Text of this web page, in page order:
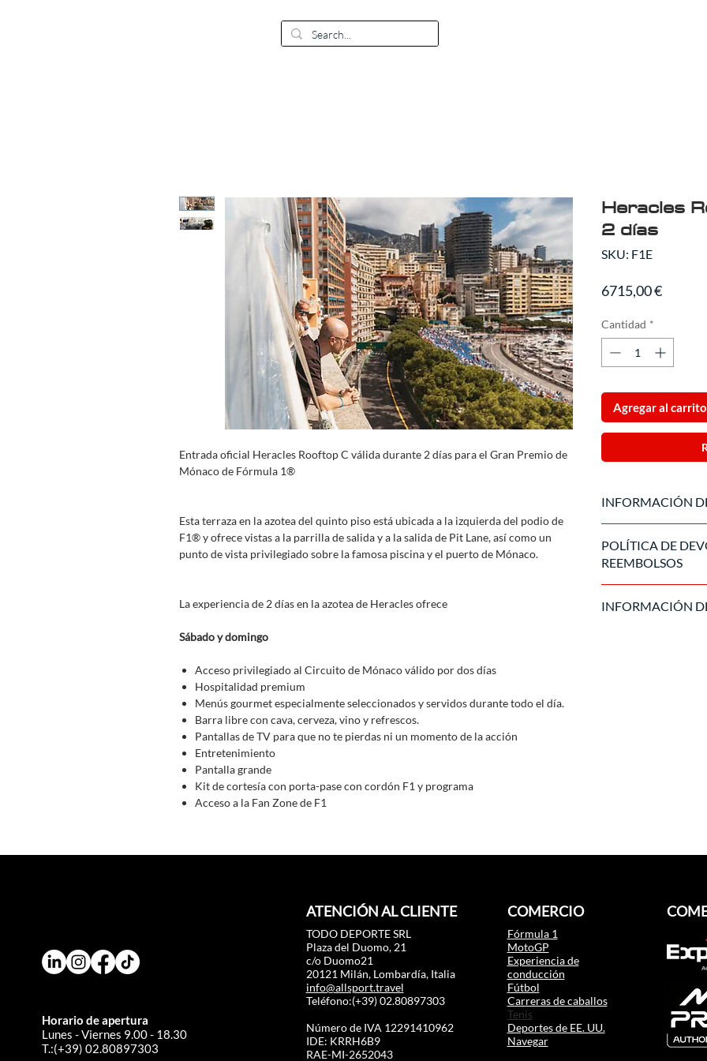
Entrada oficial Heracles Rooftop C válida durante 2 días para el Gran Premio de
Mónaco de Fórmula 1®
Esta terraza en la azotea del quinto piso está ubicada a la izquierda del podio de
F1® y ofrece vistas a la parrilla de salida y a la salida de Pit Lane, así como un
punto de vista privilegiado sobre la famosa piscina y el puerto de Mónaco.
La experiencia de 2 días en la azotea de Heracles ofrece
Sábado y domingo
Acceso privilegiado al Circuito de Mónaco válido por dos días
Hospitalidad premium
Menús gourmet especialmente seleccionados y servidos durante todo el día.
Barra libre con cava, cerveza, vino y refrescos.
Pantallas de TV para que no te pierdas ni un momento de la acción
Entretenimiento
Pantalla grande
Kit de cortesía con porta-pase con cordón F1 y programa
Acceso a la Fan Zone de F1
Heracles
2 días
SKU: F1E
6715,00 €Precio
Cantidad *
Agregar al carrito
INFORMACIÓN
vendido
POLÍTICA DE
REEMBOLSOS
reembolsable. En
INFORMACIÓN
Horario de apertura
Lunes - Viernes 9.00 - 18.30
T.:(+39) 02.80897303
ATENCIÓN AL CLIENTE
TODO DEPORTE SRL
Plaza del Duomo, 21
c/o Duomo21
20121 Milán, Lombardía, Italia
info@allsport.travel
Teléfono:(+39) 02.80897303
Número de IVA 12291410962
IDE: KRRH6B9
RAE-MI-2652043
COMERCIO
Fórmula 1
MotoGP
Experiencia de
conducción
Fútbol
Carreras de caballos
Tenis
Deportes de EE. UU.
Navegar